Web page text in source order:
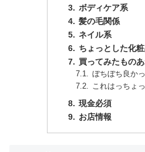
ボディケア系
髪の毛関係
ネイル系
ちょっとした化
買ってみたものあ
ぼちぼち良か
これはっちょ
現金必須
お店情報